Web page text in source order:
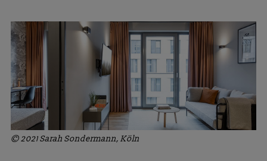
© 2021 Sarah Sondermann, Köln